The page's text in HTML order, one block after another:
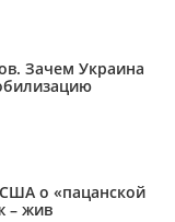
Зачем Украина
о «пацанской
– жив